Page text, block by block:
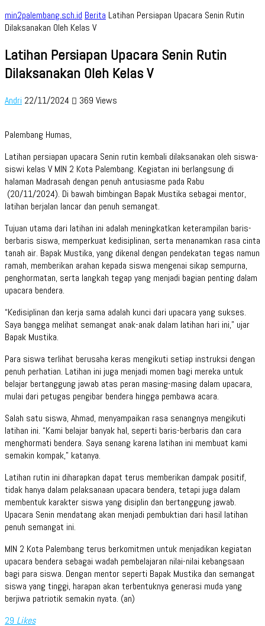
min2palembang.sch.id Berita Latihan Persiapan Upacara Senin Rutin
Dilaksanakan Oleh Kelas V
Latihan Persiapan Upacara Senin Rutin
Dilaksanakan Oleh Kelas V
Andri 22/11/2024 369 Views
Palembang Humas,
Latihan persiapan upacara Senin rutin kembali dilaksanakan oleh siswa-
siswi kelas V MIN 2 Kota Palembang. Kegiatan ini berlangsung di
halaman Madrasah dengan penuh antusiasme pada Rabu
(20/11/2024). Di bawah bimbingan Bapak Mustika sebagai mentor,
latihan berjalan lancar dan penuh semangat.
Tujuan utama dari latihan ini adalah meningkatkan keterampilan baris-
berbaris siswa, memperkuat kedisiplinan, serta menanamkan rasa cinta
tanah air. Bapak Mustika, yang dikenal dengan pendekatan tegas namun
ramah, memberikan arahan kepada siswa mengenai sikap sempurna,
penghormatan, serta langkah tegap yang menjadi bagian penting dalam
upacara bendera.
“Kedisiplinan dan kerja sama adalah kunci dari upacara yang sukses.
Saya bangga melihat semangat anak-anak dalam latihan hari ini,” ujar
Bapak Mustika.
Para siswa terlihat berusaha keras mengikuti setiap instruksi dengan
penuh perhatian. Latihan ini juga menjadi momen bagi mereka untuk
belajar bertanggung jawab atas peran masing-masing dalam upacara,
mulai dari petugas pengibar bendera hingga pembawa acara.
Salah satu siswa, Ahmad, menyampaikan rasa senangnya mengikuti
latihan ini. “Kami belajar banyak hal, seperti baris-berbaris dan cara
menghormati bendera. Saya senang karena latihan ini membuat kami
semakin kompak,” katanya.
Latihan rutin ini diharapkan dapat terus memberikan dampak positif,
tidak hanya dalam pelaksanaan upacara bendera, tetapi juga dalam
membentuk karakter siswa yang disiplin dan bertanggung jawab.
Upacara Senin mendatang akan menjadi pembuktian dari hasil latihan
penuh semangat ini.
MIN 2 Kota Palembang terus berkomitmen untuk menjadikan kegiatan
upacara bendera sebagai wadah pembelajaran nilai-nilai kebangsaan
bagi para siswa. Dengan mentor seperti Bapak Mustika dan semangat
siswa yang tinggi, harapan akan terbentuknya generasi muda yang
berjiwa patriotik semakin nyata. (an)
29 Likes